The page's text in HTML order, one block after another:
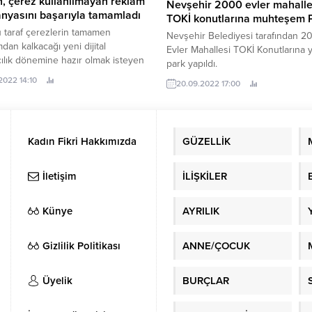
başarıyla tamamladı
taraf çerezlerin tamamen
kalkacağı yeni dijital
dönemine hazır olmak isteyen
B testi ile çerezlerin olmadığı
14:10
TOKİ konutlarına muhteşem
Nevşehir Belediyesi tarafından
Evler Mahallesi TOKİ Konutlarına
park yapıldı.
20.09.2022 17:00
Kadın Fikri Hakkımızda
İletişim
Künye
Gizlilik Politikası
Üyelik
GÜZELLİK
İLİŞKİLER
AYRILIK
ANNE/ÇOCUK
BURÇLAR